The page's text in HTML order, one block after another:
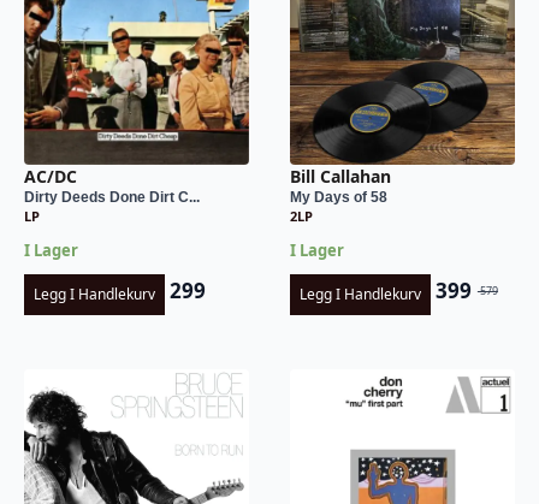
AC/DC
Dirty Deeds Done Dirt C...
LP
I Lager
Legg I Handlekurv 299
Bill Callahan
My Days of 58
2LP
I Lager
Legg I Handlekurv 579
pris
kr 579.
399
pris
kr 399.